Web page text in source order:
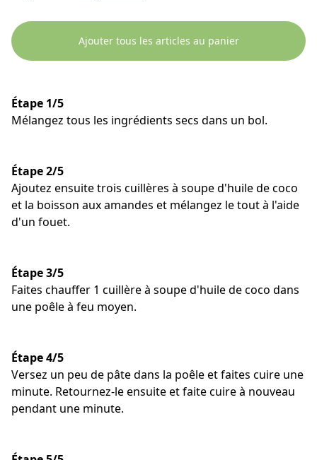
Ajouter tous les articles au panier
Étape 1/5
Mélangez tous les ingrédients secs dans un bol.
Étape 2/5
Ajoutez ensuite trois cuillères à soupe d'huile de coco
et la boisson aux amandes et mélangez le tout à l'aide
d'un fouet.
Étape 3/5
Faites chauffer 1 cuillère à soupe d'huile de coco dans
une poêle à feu moyen.
Étape 4/5
Versez un peu de pâte dans la poêle et faites cuire une
minute. Retournez-le ensuite et faite cuire à nouveau
pendant une minute.